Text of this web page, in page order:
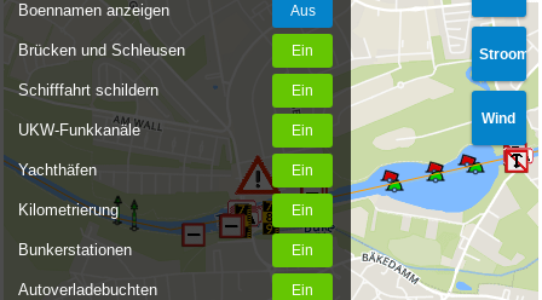
Boennamen anzeigen
Brücken und Schleusen
Schifffahrt schildern
UKW-Funkkanäle
Yachthäfen
Kilometrierung
Bunkerstationen
Autoverladebuchten
Stroom
Wind